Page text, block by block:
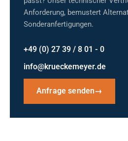
Anforderung, bemustert
Sonderanfertigungen.
+49 (0) 27 39 / 8 01 - 0
info@krueckemeyer.de
Anfrage senden→